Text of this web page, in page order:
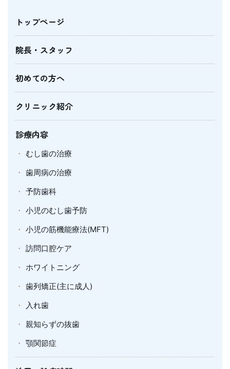
トップページ
院長・スタッフ
初めての方へ
クリニック紹介
診療内容
むし歯の治療
歯周病の治療
予防歯科
小児のむし歯予防
小児の筋機能療法(MFT)
訪問口腔ケア
ホワイトニング
歯列矯正(主に成人)
入れ歯
親知らずの抜歯
顎関節症